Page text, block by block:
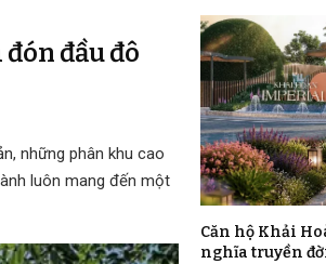
đầu đô
những phân khu cao
luôn mang đến một
Căn hộ Khải
nghĩa truyền